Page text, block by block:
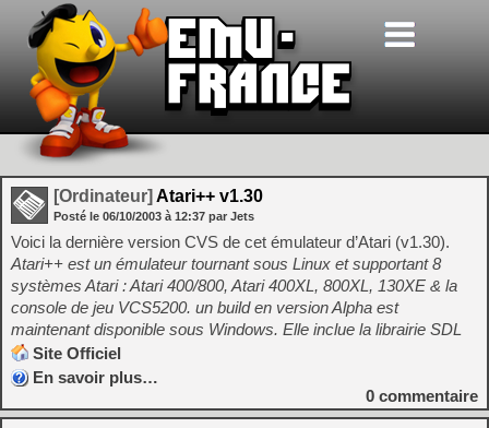
[Ordinateur] Atari++ v1.30
Posté le 06/10/2003 à 12:37 par Jets
Voici la dernière version CVS de cet émulateur d’Atari (v1.30).
Atari++ est un émulateur tournant sous Linux et supportant 8
systèmes Atari : Atari 400/800, Atari 400XL, 800XL, 130XE & la
console de jeu VCS5200. un build en version Alpha est
maintenant disponible sous Windows. Elle inclue la librairie SDL
Site Officiel
En savoir plus…
0 commentaire